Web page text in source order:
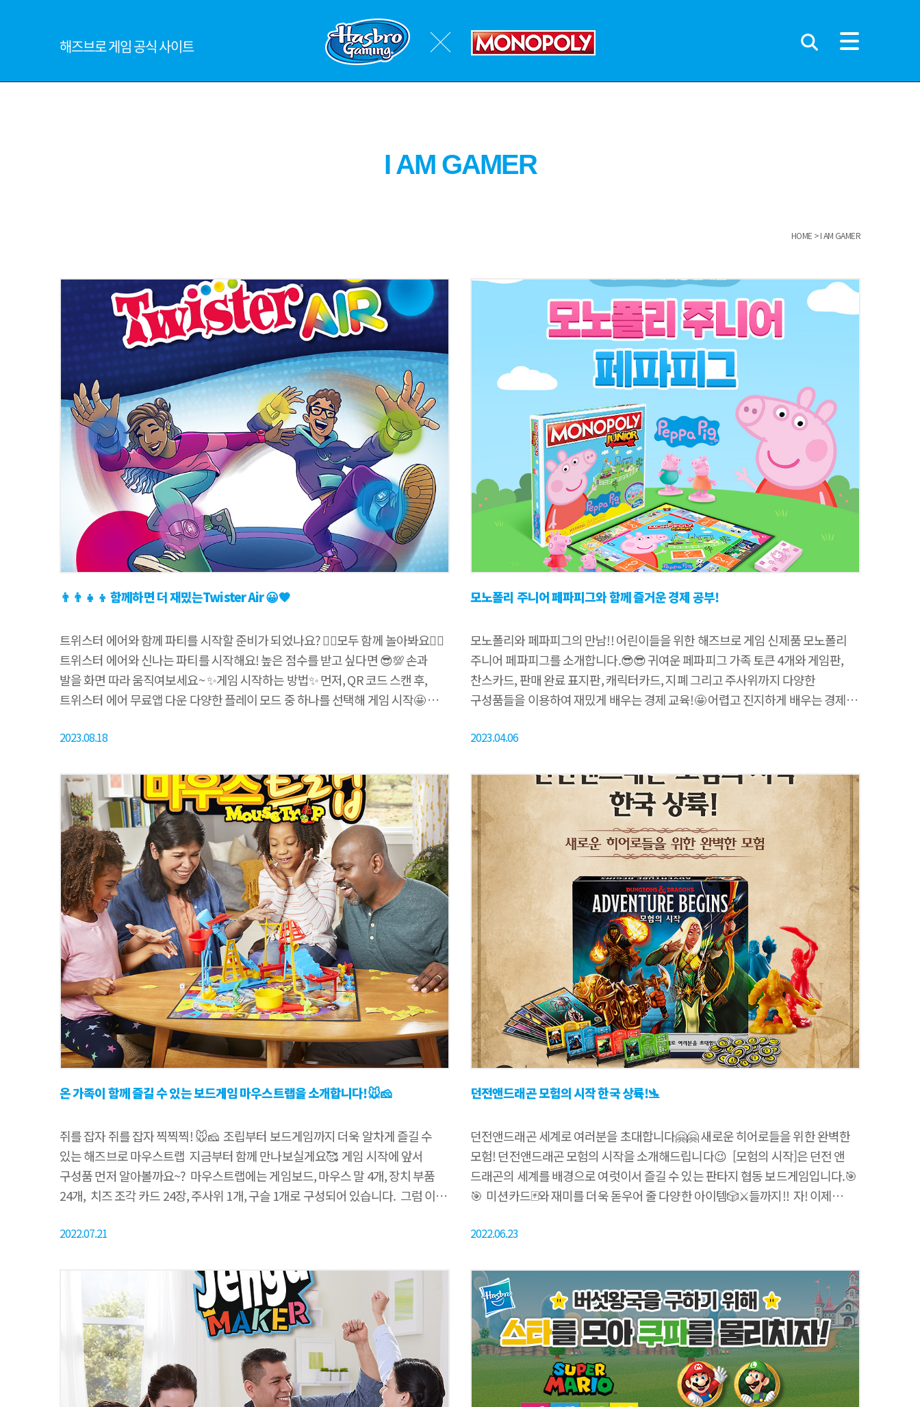
해즈브로 게임 공식 사이트
I AM GAMER
HOME I AM GAMER
👨‍👨‍👧‍👦 함께하면 더 재밌는Twister Air 😀🧡
트위스터 에어와 함께 파티를 시작할 준비가 되었나요? 🙆‍♀️모두 함께 놀아봐요🙆‍♂️
트위스터 에어와 신나는 파티를 시작해요! 높은 점수를 받고 싶다면 😎💯 손과
발을 화면 따라 움직여보세요~ ✨게임 시작하는 방법✨ 먼저, QR 코드 스캔 후,
트위스터 에어 무료앱 다운 다양한 플레이 모드 중 하나를 선택해 게임 시작🤩 좁은
좋아할 액티브한 게임👾 📣 지금, 해즈브로에서 만나보세요~
2023.08.18
모노폴리 주니어 페파피그와 함께 즐거운 경제 공부!
모노폴리와 페파피그의 만남!! 어린이들을 위한 해즈브로 게임 신제품 모노폴리
주니어 페파피그를 소개합니다.😎😎 귀여운 페파피그 가족 토큰 4개와 게임판,
찬스카드, 판매 완료 표지판, 캐릭터카드, 지폐 그리고 주사위까지 다양한
구성품들을 이용하여 재밌게 배우는 경제 교육!🤩 어렵고 진지하게 배우는 경제
돈을 지불하고 받고 관리하는 과정에서 돈 관리를 자연스럽게 배우고 재밌게 접할
페파피그와 함게 흥미진진한 게임도 하고🎲 재밌는 경제 공부도 해보세요~📝
게임과 교육을 한번에 두마리 토끼를 잡아보아요~🐰🐰 해즈브로 공식몰에서
만나요~🤗
2023.04.06
온 가족이 함께 즐길 수 있는 보드게임 마우스트랩을 소개합니다!🐭🧀
쥐를 잡자 쥐를 잡자 찍찍찍! 🐭🧀 ​ 조립부터 보드게임까지 더욱 알차게 즐길 수
있는 해즈브로 마우스트랩 ​ 지금부터 함께 만나보실게요🥰 ​ 게임 시작에 앞서
구성품 먼저 알아볼까요~? ​ 마우스트랩에는 게임보드, 마우스 말 4개, 장치 부품
24개, ​ 치즈 조각 카드 24장, 주사위 1개, 구슬 1개로 구성되어 있습니다. ​ 그럼 이제
맞게 설치 후 ​ 플레이어에게 치즈 1조각씩을 나눠줍니다. ​ 그 다음 START 시작점에
플레이어가 획득할 수 있습니다. 플레이어에게 나눠주고 남은 치즈들은 ​ 보드 옆에
놓은 후 원하는 마우스 말을 선택..
2022.07.21
던전앤드래곤 모험의 시작 한국 상륙!🛬
던전앤드래곤 세계로 여러분을 초대합니다🤗🤗 새로운 히어로들을 위한 완벽한
모험! 던전앤드래곤 모험의 시작을 소개해드립니다😉 ​ ​ [모험의 시작]은 던전 앤
드래곤의 세계를 배경으로 여럿이서 즐길 수 있는 판타지 협동 보드게임입니다.🎯
🎯 ​ 미션카드🃏와 재미를 더욱 돋우어 줄 다양한 아이템🎲⚔들까지!! ​ 자! 이제
😎 4명의 보스 몬스터에게는 고유한 스토리가 있어서 내가 직접 보스 몬스터를
않나요?😆😆 그리고!! 초등학생도 함께 플레이 가능한 난이도라 가족 게임으로도
완전 안성맞춤!👍 축하합니다! 이 승리는 여러분의 몫입니다~🙌🙌 자 그럼 이..
2022.06.23